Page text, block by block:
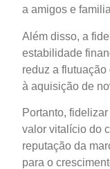
a amigos e
Além disso, a
estabilidade
reduz a
à aquisição de
Portanto,
valor vitalício do
reputação da
para o